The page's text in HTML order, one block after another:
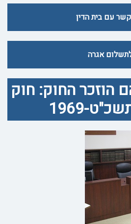
עם בית הדין
אגרה
הוזכר החוק: חוק
1969